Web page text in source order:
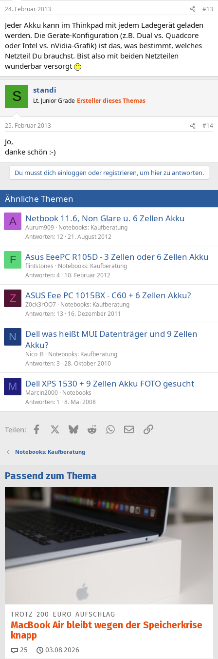
24. Februar 2013 #13
Jeder Akku kann im Thinkpad mit jedem Ladegerät geladen
werden. Die Geräte-Konfiguration (z.B. Dual vs. Quadcore
oder Intel vs. nVidia-Grafik) ist das, was bestimmt, welches
Netzteil Du brauchst. Bist also mit beiden Netzteilen
wunderbar versorgt
S standi
Lt. Junior Grade Ersteller dieses Themas
25. Februar 2013 #14
Jo,
danke schön :-)
Du musst dich einloggen oder registrieren, um hier zu antworten.
Ähnliche Themen
A Netbook 11.6, Non Glare u. 6 Zellen Akku
Aurum909
Notebooks: Kaufberatung
Antworten 12 21. August 2012
F Asus EeePC R105D - 3 Zellen oder 6 Zellen Akku
flintstones
Notebooks: Kaufberatung
Antworten 4 10. Februar 2012
Z ASUS Eee PC 1015BX - C60 + 6 Zellen Akku?
Z0ck3rOO7 Notebooks: Kaufberatung
Antworten 13 16. Dezember 2011
N
Dell was heißt MUI Datenträger und 9 Zellen
Akku?
Nico_B
Notebooks: Kaufberatung
Antworten 3 28. Oktober 2010
M Dell XPS 1530 + 9 Zellen Akku FOTO gesucht
Marcin2000 Notebooks
Antworten 1 8. Mai 2008
Teilen: FacebookX (Twitter)
BlueskyRedditWhatsApp
E-MailLink
Notebooks: Kaufberatung
Passend zum Thema
TROTZ 200 EURO AUFSCHLAG
MacBook Air bleibt wegen der Speicherkrise
knapp
25 Kommentare
03.08.2026